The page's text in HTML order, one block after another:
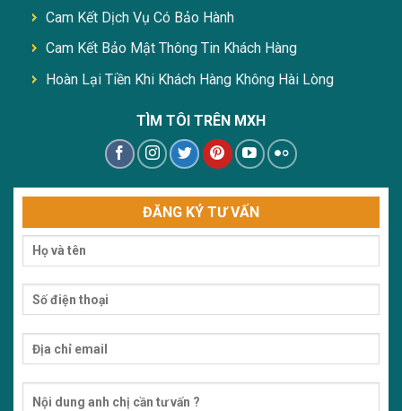
Cam Kết Dịch Vụ Có Bảo Hành
Cam Kết Bảo Mật Thông Tin Khách Hàng
Hoàn Lại Tiền Khi Khách Hàng Không Hài Lòng
TÌM TÔI TRÊN MXH
ĐĂNG KÝ TƯ VẤN